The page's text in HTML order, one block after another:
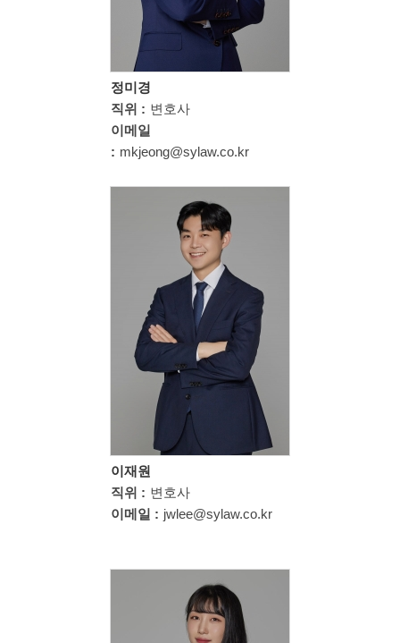
정미경
직위 : 변호사
이메일
: mkjeong@sylaw.co.kr
이재원
직위 : 변호사
이메일 : jwlee@sylaw.co.kr